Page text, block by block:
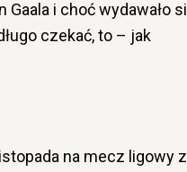
i choć wydawało
czekać, to – jak
na mecz ligowy z